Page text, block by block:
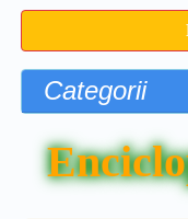
Categorii